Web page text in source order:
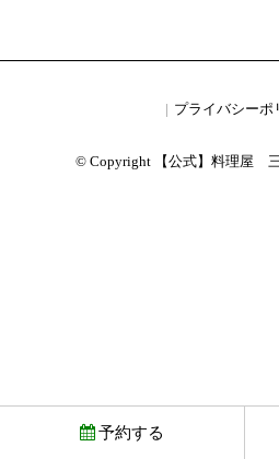
プライバシーポ
© Copyright 【公式】料理屋 三
予約する